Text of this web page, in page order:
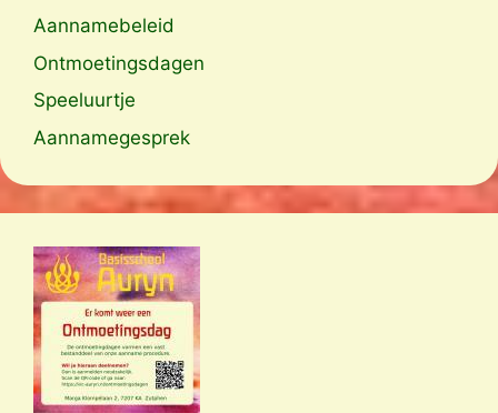
Aannamebeleid
Ontmoetingsdagen
Speeluurtje
Aannamegesprek